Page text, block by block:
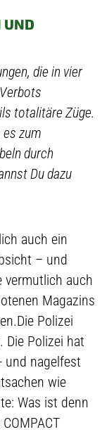
UND
die in vier
totalitäre Züge.
zum
durch
Du dazu
auch ein
– und
vermutlich auch
Magazins
Polizei
Die Polizei hat
und nagelfest
wie
Was ist denn